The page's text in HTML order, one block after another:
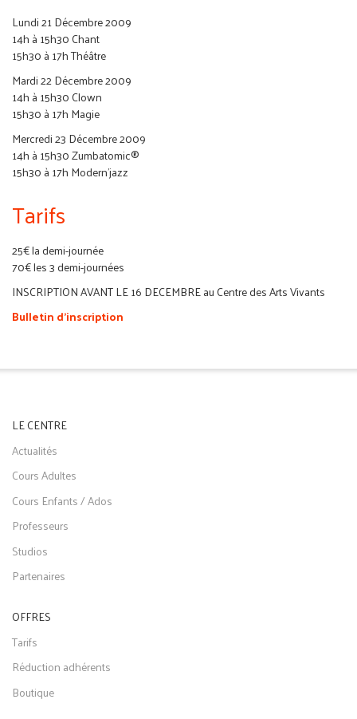
Lundi 21 Décembre 2009
14h à 15h30 Chant
15h30 à 17h Théâtre
Mardi 22 Décembre 2009
14h à 15h30 Clown
15h30 à 17h Magie
Mercredi 23 Décembre 2009
14h à 15h30 Zumbatomic®
15h30 à 17h Modern'jazz
Tarifs
25€ la demi-journée
70€ les 3 demi-journées
INSCRIPTION AVANT LE 16 DECEMBRE au Centre des Arts Vivants
Bulletin d'inscription
LE CENTRE
Actualités
Cours Adultes
Cours Enfants / Ados
Professeurs
Studios
Partenaires
OFFRES
Tarifs
Réduction adhérents
Boutique